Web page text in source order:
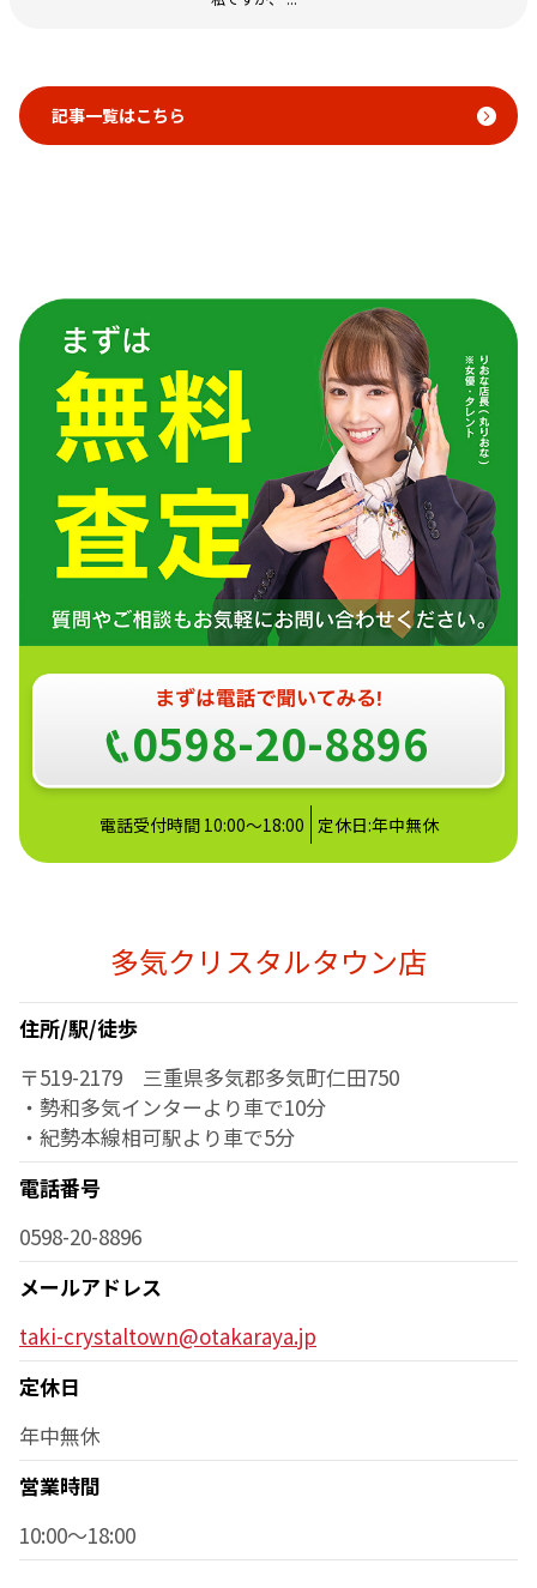
記事一覧はこちら
0598-20-8896
電話受付時間 10:00～18:00 定休日:年中無休
多気クリスタルタウン店
住所/駅/徒歩
〒519-2179 三重県多気郡多気町仁田750
・勢和多気インターより車で10分
・紀勢本線相可駅より車で5分
電話番号
0598-20-8896
メールアドレス
taki-crystaltown@otakaraya.jp
定休日
年中無休
営業時間
10:00～18:00